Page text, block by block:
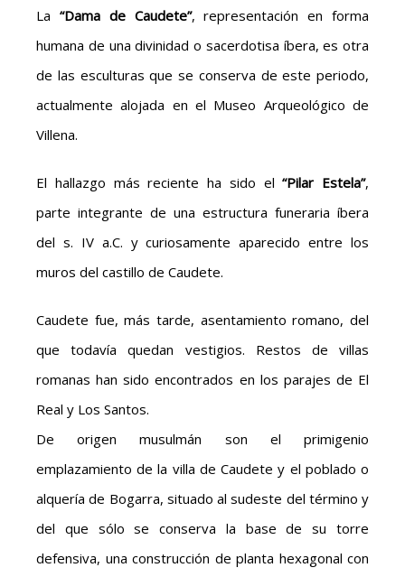
La “Dama de Caudete”, representación en forma
humana de una divinidad o sacerdotisa íbera, es otra
de las esculturas que se conserva de este periodo,
actualmente alojada en el Museo Arqueológico de
Villena.
El hallazgo más reciente ha sido el“Pilar Estela”,
parte integrante de una estructura funeraria íbera
del s. IV a.C. y curiosamente aparecido entre los
muros del castillo de Caudete.
Caudete fue, más tarde, asentamiento romano, del
que todavía quedan vestigios. Restos de villas
romanas han sido encontrados en los parajes de El
Real y Los Santos.
De origen musulmán son el primigenio
emplazamiento de la villa de Caudete y el poblado o
alquería de Bogarra, situado al sudeste del término y
del que sólo se conserva la base de su torre
defensiva, una construcción de planta hexagonal con